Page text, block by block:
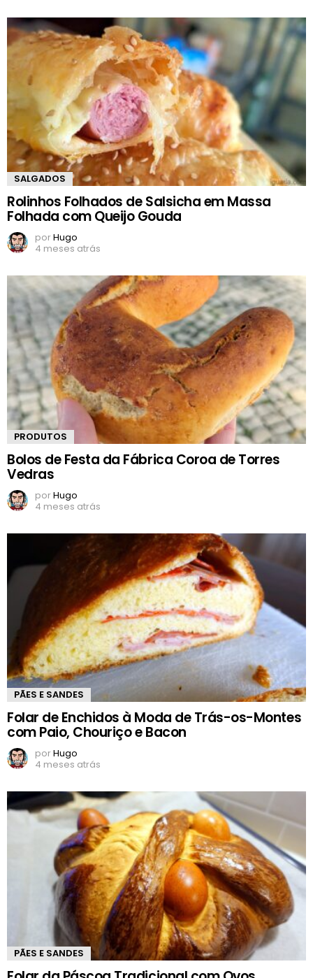
SALGADOS
Rolinhos Folhados de Salsicha em Massa
Folhada com Queijo Gouda
porHugo
4 meses atrás
PRODUTOS
Bolos de Festa da Fábrica Coroa de Torres
Vedras
porHugo
4 meses atrás
PÃES E SANDES
Folar de Enchidos à Moda de Trás-os-Montes
com Paio, Chouriço e Bacon
porHugo
4 meses atrás
PÃES E SANDES